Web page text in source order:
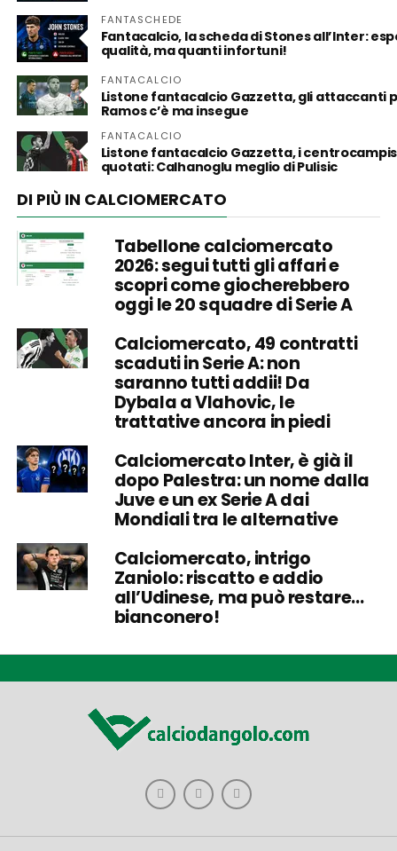
FANTASCHEDE
Fantacalcio, la scheda di Stones all’Inter:
qualità, ma quanti infortuni!
FANTACALCIO
Listone fantacalcio Gazzetta, gli attaccanti
Ramos c’è ma insegue
FANTACALCIO
Listone fantacalcio Gazzetta, i
quotati: Calhanoglu meglio di Pulisic
DI PIÙ IN CALCIOMERCATO
Tabellone calciomercato
2026: segui tutti gli affari e
scopri come giocherebbero
oggi le 20 squadre di Serie A
Calciomercato, 49 contratti
scaduti in Serie A: non
saranno tutti addii! Da
Dybala a Vlahovic, le
trattative ancora in piedi
Calciomercato Inter, è già il
dopo Palestra: un nome dalla
Juve e un ex Serie A dai
Mondiali tra le alternative
Calciomercato, intrigo
Zaniolo: riscatto e addio
all’Udinese, ma può restare…
bianconero!